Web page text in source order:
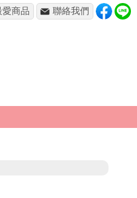
愛商品 聯絡我們 ✖